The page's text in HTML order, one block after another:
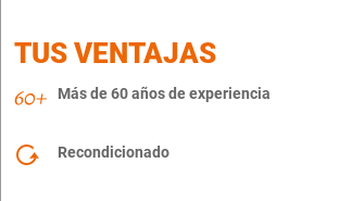
TUS VENTAJAS
Más de 60 años de experiencia
Recondicionado